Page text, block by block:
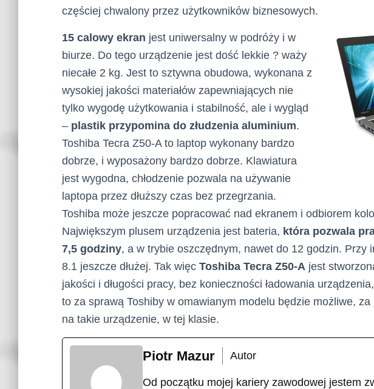
częściej chwalony przez użytkowników biznesowych.
15 calowy ekran jest uniwersalny w podróży i w
biurze. Do tego urządzenie jest dość lekkie ? waży
niecałe 2 kg. Jest to sztywna obudowa, wykonana z
wysokiej jakości materiałów zapewniających nie
tylko wygodę użytkowania i stabilność, ale i wygląd
– plastik przypomina do złudzenia aluminium.
Toshiba Tecra Z50-A to laptop wykonany bardzo
dobrze, i wyposażony bardzo dobrze. Klawiatura
jest wygodna, chłodzenie pozwala na używanie
laptopa przez dłuższy czas bez przegrzania.
Toshiba może jeszcze popracować nad ekranem i odbiorem
Największym plusem urządzenia jest bateria, która pozwala
7,5 godziny, a w trybie oszczędnym, nawet do 12 godzin. Przy
8.1 jeszcze dłużej. Tak więc Toshiba Tecra Z50-A jest
jakości i długości pracy, bez konieczności ładowania
to za sprawą Toshiby w omawianym modelu będzie możliwe,
na takie urządzenie, w tej klasie.
Piotr Mazur Autor
Od początku mojej kariery zawodowej jestem